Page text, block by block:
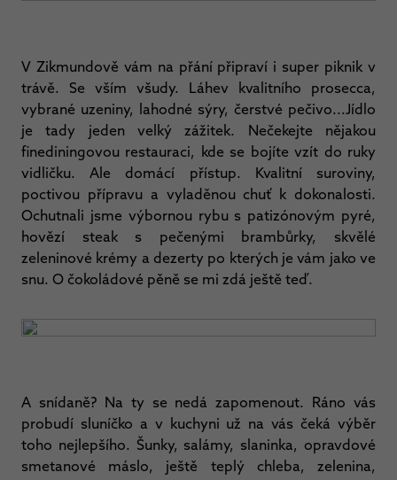
V Zikmundově vám na přání připraví i super piknik v
trávě. Se vším všudy. Láhev kvalitního prosecca,
vybrané uzeniny, lahodné sýry, čerstvé pečivo...Jídlo
je tady jeden velký zážitek. Nečekejte nějakou
finediningovou restauraci, kde se bojíte vzít do ruky
vidličku. Ale domácí přístup. Kvalitní suroviny,
poctivou přípravu a vyladěnou chuť k dokonalosti.
Ochutnali jsme výbornou rybu s patizónovým pyré,
hovězí steak s pečenými brambůrky, skvělé
zeleninové krémy a dezerty po kterých je vám jako ve
snu. O čokoládové pěně se mi zdá ještě teď.
A snídaně? Na ty se nedá zapomenout. Ráno vás
probudí sluníčko a v kuchyni už na vás čeká výběr
toho nejlepšího. Šunky, salámy, slaninka, opravdové
smetanové máslo, ještě teplý chleba, zelenina,